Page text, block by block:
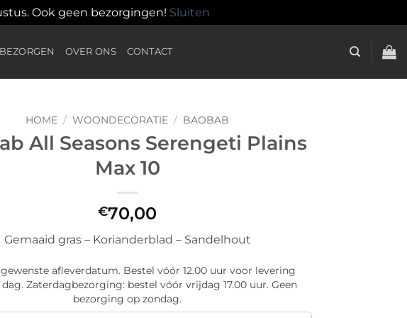
Ook geen bezorgingen! Sluiten
BEZORGEN OVER ONS CONTACT
HOME / WOONDECORATIE / BAOBAB
All Seasons Serengeti Plains
Max 10
€70,00
Gemaaid gras – Korianderblad – Sandelhout
afleverdatum. Bestel vóór 12.00 uur voor levering
Zaterdagbezorging: bestel vóór vrijdag 17.00 uur. Geen
bezorging op zondag.